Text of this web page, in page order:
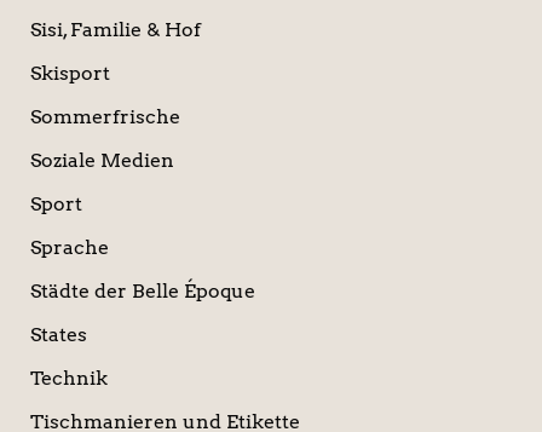
Sisi, Familie & Hof
Skisport
Sommerfrische
Soziale Medien
Sport
Sprache
Städte der Belle Époque
States
Technik
Tischmanieren und Etikette